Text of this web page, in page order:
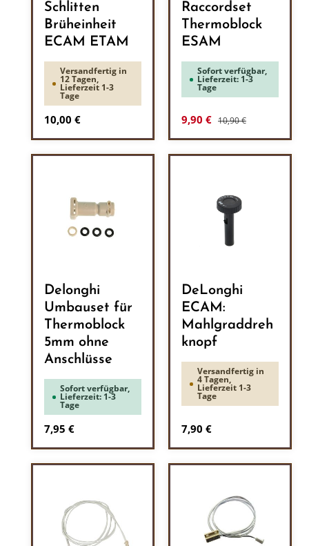
Schlitten
Brüheinheit
ECAM ETAM
Versandfertig in
12 Tagen,
Lieferzeit 1-3
Tage
Regulärer Preis:
10,00 €
Raccordset
Thermoblock
ESAM
Sofort verfügbar,
Lieferzeit: 1-3
Tage
Verkaufspreis:
9,90 € Regulärer Preis:
10,90 €
Delonghi
Umbauset für
Thermoblock
5mm ohne
Anschlüsse
Sofort verfügbar,
Lieferzeit: 1-3
Tage
Regulärer Preis:
7,95 €
DeLonghi
ECAM:
Mahlgraddreh
knopf
Versandfertig in
4 Tagen,
Lieferzeit 1-3
Tage
Regulärer Preis:
7,90 €